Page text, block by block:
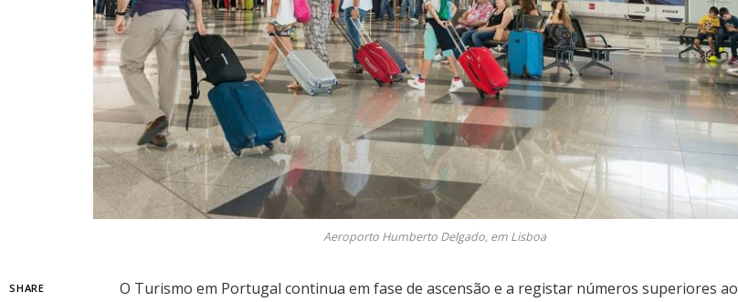
Aeroporto Humberto Delgado, em Lisboa
SHARE
O Turismo em Portugal continua em fase de ascensão e a registar números superiores ao